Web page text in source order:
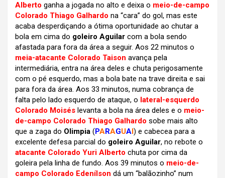
Alberto ganha a jogada no alto e deixa o meio-de-campo
Colorado Thiago Galhardo na “cara” do gol, mas este
acaba desperdiçando a ótima oportunidade ao chutar a
bola em cima do goleiro Aguilar com a bola sendo
afastada para fora da área a seguir. Aos 22 minutos o
meia-atacante Colorado Taison avança pela
intermediária, entra na área deles e chuta perigosamente
com o pé esquerdo, mas a bola bate na trave direita e sai
para fora da área. Aos 33 minutos, numa cobrança de
falta pelo lado esquerdo de ataque, o lateral-esquerdo
Colorado Moisés levanta a bola na área deles e o meio-
de-campo Colorado Thiago Galhardo sobe mais alto
que a zaga do Olimpia (PARAGUAI) e cabecea para a
excelente defesa parcial do goleiro Aguilar, no rebote o
atacante Colorado Yuri Alberto chuta por cima da
goleira pela linha de fundo. Aos 39 minutos o meio-de-
campo Colorado Edenílson dá um “balãozinho” num